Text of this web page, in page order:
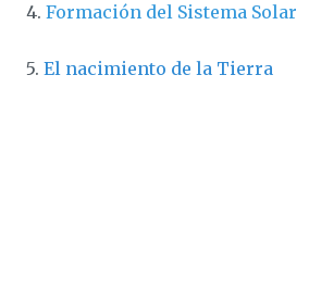
4. Formación del Sistema Solar
5. El nacimiento de la Tierra